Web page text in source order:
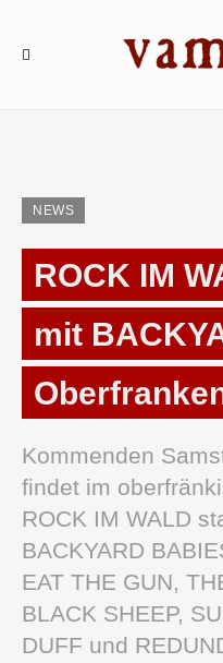
NEWS
ROCK IM
mit
Kommenden
findet im
ROCK IM WALD
BACKYARD
EAT THE GUN,
BLACK SHEEP,
DUFF und